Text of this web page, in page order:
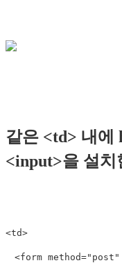
같은 <td> 내에
<input>을 설치
<td>
<form method="post"